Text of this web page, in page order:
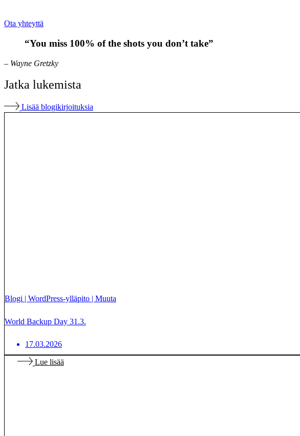
Ota yhteyttä
“You miss 100% of the shots you don’t take”
– Wayne Gretzky
Jatka lukemista
Lisää blogikirjoituksia
Blogi | WordPress-ylläpito | Muuta
World Backup Day 31.3.
17.03.2026
Lue lisää